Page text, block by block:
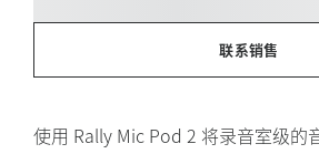
联系销售
使用 Rally Mic Pod 2 将录音室级的